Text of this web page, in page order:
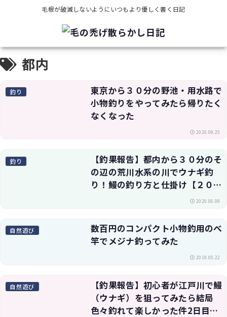
毛根が破滅しないようにいつもより優しく書く日記
都内
釣り
東京から３０分の野池・用水路で
小物釣りをやってみたら帰りたく
なくなった
2020.09.25
釣り
【釣果報告】都内から３０分のそ
の辺の荒川水系の川でウナギ釣
り！鰻の釣り方と仕掛け【２０２
2020.06.09
自然遊び
数百円のコンパクト小物釣用のべ
竿でメジナ釣ってみた
2019.05.22
自然遊び
【釣果報告】初心者が江戸川で鰻
（ウナギ）を狙ってみたら結局
色々釣れて楽しかった件2日目・